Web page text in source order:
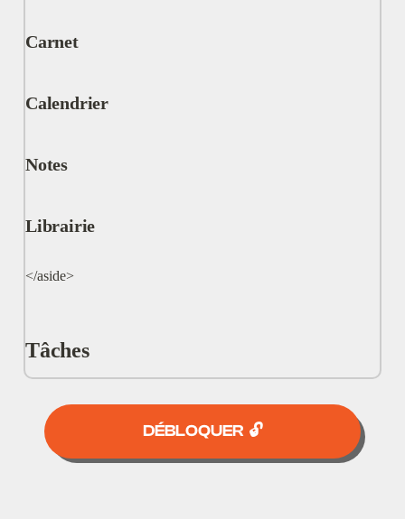
DÉBLOQUER 🔓